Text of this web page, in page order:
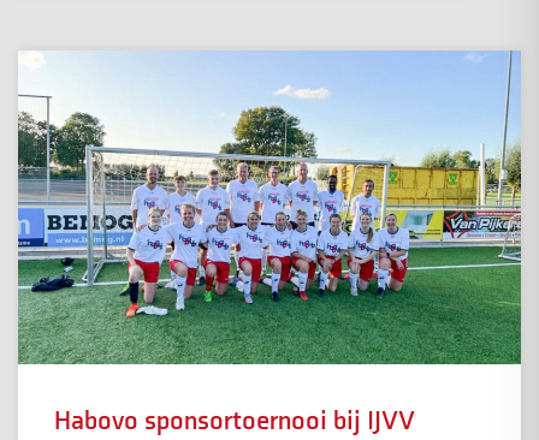
Habovo sponsortoernooi bij IJVV